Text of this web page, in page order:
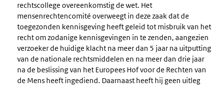
rechtscollege overeenkomstig de wet. Het
mensenrechtencomité overweegt in deze zaak dat de
toegezonden kennisgeving heeft geleid tot misbruik van het
recht om zodanige kennisgevingen in te zenden, aangezien
verzoeker de huidige klacht na meer dan 5 jaar na uitputting
van de nationale rechtsmiddelen en na meer dan drie jaar
na de beslissing van het Europees Hof voor de Rechten van
de Mens heeft ingediend. Daarnaast heeft hij geen uitleg